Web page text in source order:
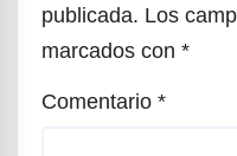
publicada. Los
marcados con *
Comentario *